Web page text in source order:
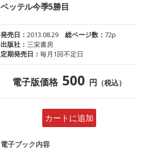
ベッテル今季5勝目
発売日：2013.08.29 総ページ数：72p
出版社：三栄書房
定期発売日：毎月1回不定日
電子版価格 500 円 （税込）
カートに追加
電子ブック内容